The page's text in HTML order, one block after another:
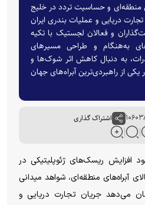
و حساسیت تردد در خلیج
دریایی و عملیات بندری ایران
و فعالان لجستیک با تکیه
به‌هنگام و طراحی مسیرهای
به دنبال کاهش اثر شوک‌ها و
یکی از راهبردی‌ترین آبراه‌های جهان
اشتراک گذاری
افزایش ریسک‌های ژئوپلیتیکی در
آبراه‌های منطقه‌ای، شواهد میدانی
می‌دهد جریان تجارت دریایی و